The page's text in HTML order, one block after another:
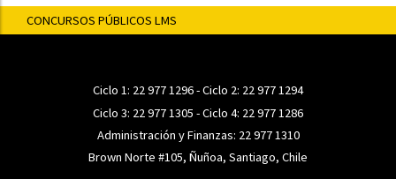
CONCURSOS PÚBLICOS LMS
Ciclo 1: 22 977 1296- Ciclo 2: 22 977 1294
Ciclo 3: 22 977 1305 - Ciclo 4: 22 977 1286
Administración y Finanzas: 22 977 1310
Brown Norte #105, Ñuñoa, Santiago, Chile